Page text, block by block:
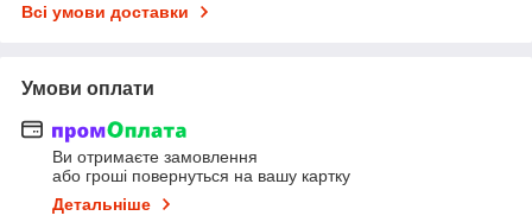
Всі умови доставки
Умови оплати
Ви отримаєте замовлення
або гроші повернуться на вашу картку
Детальніше